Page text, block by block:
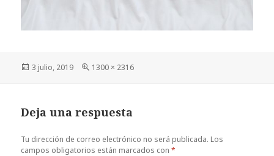
Publicado
3 julio, 2019
Tamaño
1300 × 2316
Deja una respuesta
Tu dirección de correo electrónico no será publicada. Los
campos obligatorios están marcados con*